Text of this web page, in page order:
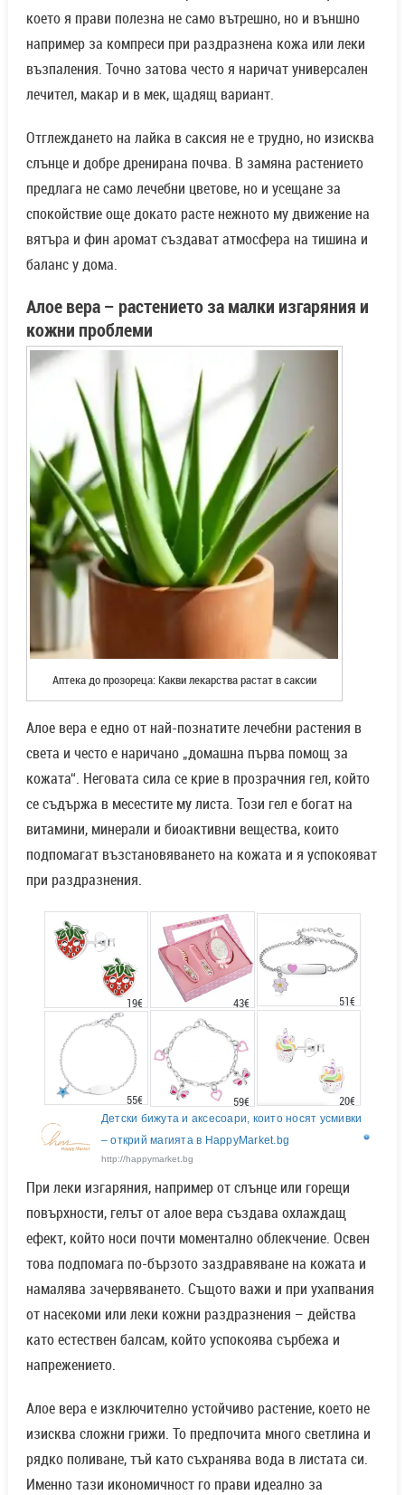
което я прави полезна не само вътрешно, но и външно
например за компреси при раздразнена кожа или леки
възпаления. Точно затова често я наричат универсален
лечител, макар и в мек, щадящ вариант.
Отглеждането на лайка в саксия не е трудно, но изисква
слънце и добре дренирана почва. В замяна растението
предлага не само лечебни цветове, но и усещане за
спокойствие още докато расте нежното му движение на
вятъра и фин аромат създават атмосфера на тишина и
баланс у дома.
Алое вера– растението за малки изгаряния и
кожни проблеми
Аптека до прозореца: Какви лекарства растат в саксии
Алое вера е едно от най-познатите лечебни растения в
света и често е наричано „домашна първа помощ за
кожата“. Неговата сила се крие в прозрачния гел, който
се съдържа в месестите му листа. Този гел е богат на
витамини, минерали и биоактивни вещества, които
подпомагат възстановяването на кожата и я успокояват
при раздразнения.
19€ 43€ 51€
55€ 59€ 20€
Детски бижута и аксесоари, които носят усмивки
– открий магията в HappyMarket.bg
http://happymarket.bg
При леки изгаряния, например от слънце или горещи
повърхности, гелът от алое вера създава охлаждащ
ефект, който носи почти моментално облекчение. Освен
това подпомага по-бързото заздравяване на кожата и
намалява зачервяването. Същото важи и при ухапвания
от насекоми или леки кожни раздразнения – действа
като естествен балсам, който успокоява сърбежа и
напрежението.
Алое вера е изключително устойчиво растение, което не
изисква сложни грижи. То предпочита много светлина и
рядко поливане, тъй като съхранява вода в листата си.
Именно тази икономичност го прави идеално за